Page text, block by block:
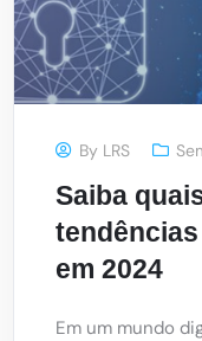
By LRS
Saiba
em 2024
Em um mundo